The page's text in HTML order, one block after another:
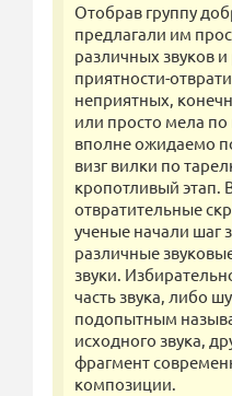
Отобрав группу
предлагали им
различных звуков
приятности-
неприятных,
или просто мела
вполне ожидаемо
визг вилки по
кропотливый этап.
отвратительные
ученые начали шаг
различные
звуки.
часть звука, либо
подопытным
исходного звука,
фрагмент
композиции.